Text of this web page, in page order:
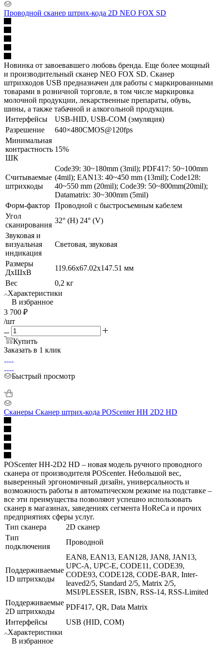
Проводной сканер штрих-кода 2D NEO FOX SD
Новинка от завоевавшего любовь бренда. Еще более мощный
и производительный сканер NEO FOX SD. Сканер
штрихкодов USB предназначен для работы с маркированными
товарами в розничной торговле, в том числе маркировка
молочной продукции, лекарственные препараты, обувь,
шины, а также табачной и алкогольной продукция.
Интерфейсы
USB-HID, USB-COM (эмуляция)
Разрешение
640×480CMOS@120fps
Минимальная
контрастность
ШК
15%
Считываемые
штрихкоды
Code39: 30~180mm (3mil); PDF417: 50~100mm
(4mil); EAN13: 40~450 mm (13mil); Code128:
40~550 mm (20mil); Code39: 50~800mm(20mil);
Datamatrix: 30~300mm (5mil)
Форм-фактор Проводной с быстросъемным кабелем
Угол
сканирования
32° (H) 24° (V)
Звуковая и
визуальная
индикация
Световая, звуковая
Размеры
ДхШхВ
119.66x67.02x147.51 мм
Вес
0,2 кг
Характеристики
В избранное
3 700 ₽
/шт
Купить
Заказать в 1 клик
Быстрый просмотр
Сканеры Сканер штрих-кода POScenter HH 2D2 HD
POScenter HH-2D2 HD – новая модель ручного проводного
сканера от производителя POScenter. Небольшой вес,
выверенный эргономичный дизайн, универсальность и
возможность работы в автоматическом режиме на подставке –
все эти преимущества позволяют успешно использовать
сканер в магазинах, заведениях сегмента HoReCa и прочих
предприятиях сферы услуг.
Тип сканера
2D сканер
Тип
подключения
Проводной
Поддерживаемые
1D штрихкоды
EAN8, EAN13, EAN128, JAN8, JAN13,
UPC-A, UPC-E, CODE11, CODE39,
CODE93, CODE128, CODE-BAR, Inter-
leaved2/5, Standard 2/5, Matrix 2/5,
MSI/PLESSER, ISBN, RSS-14, RSS-Limited
Поддерживаемые
2D штрихкоды
PDF417, QR, Data Matrix
Интерфейсы
USB (HID, COM)
Характеристики
В избранное